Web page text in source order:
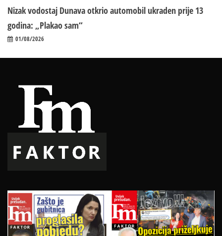
Nizak vodostaj Dunava otkrio automobil ukraden prije 13
godina: „Plakao sam“
01/08/2026